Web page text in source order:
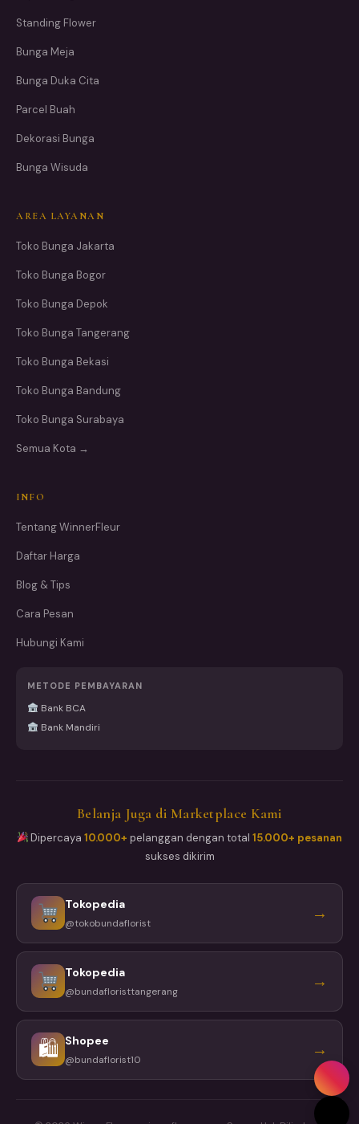
Standing Flower
Bunga Meja
Bunga Duka Cita
Parcel Buah
Dekorasi Bunga
Bunga Wisuda
AREA LAYANAN
Toko Bunga Jakarta
Toko Bunga Bogor
Toko Bunga Depok
Toko Bunga Tangerang
Toko Bunga Bekasi
Toko Bunga Bandung
Toko Bunga Surabaya
Semua Kota →
INFO
Tentang WinnerFleur
Daftar Harga
Blog & Tips
Cara Pesan
Hubungi Kami
METODE PEMBAYARAN
Bank BCA
Bank Mandiri
Belanja Juga di Marketplace Kami
Dipercaya10.000+ pelanggan dengan total15.000+ pesanan
sukses dikirim
Tokopedia
@tokobundaflorist →
Tokopedia
@bundafloristtangerang →
🛍 Shopee
@bundaflorist10 →